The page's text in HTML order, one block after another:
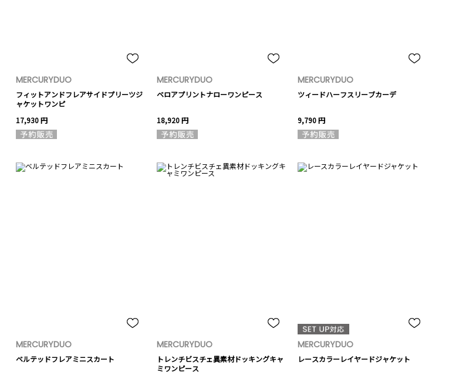
MERCURYDUO
フィットアンドフレアサイドプリーツジ
ャケットワンピ
17,930 円
MERCURYDUO
ベロアプリントナローワンピース
18,920 円
MERCURYDUO
ツィードハーフスリーブカーデ
9,790 円
MERCURYDUO
ベルテッドフレアミニスカート
MERCURYDUO
トレンチビスチェ異素材ドッキングキャ
ミワンピース
MERCURYDUO
レースカラーレイヤードジャケット